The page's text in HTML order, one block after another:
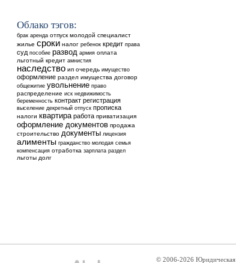
Облако тэгов:
брак аренда отпуск молодой специалист
жилье сроки налог ребенок кредит права
суд пособие развод армия оплата
льготный кредит амнистия
наследство ип очередь имущество
оформление раздел имущества договор
общежитие увольнение право
распределение иск недвижимость
беременность контракт регистрация
выселение декретный отпуск прописка
налоги квартира работа приватизация
оформление документов продажа
строительство документы лицензия
алименты гражданство молодая семья
компенсация отработка зарплата раздел
льготы долг
© 2006-2026 Юридическая